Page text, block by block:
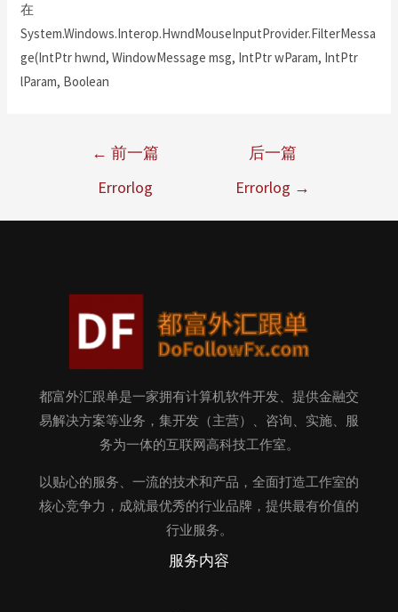
在
System.Windows.Interop.HwndMouseInputProvider.FilterMessa
ge(IntPtr hwnd, WindowMessage msg, IntPtr wParam, IntPtr
lParam, Boolean
← 前一篇
Errorlog
后一篇
Errorlog →
都富外汇跟单是一家拥有计算机软件开发、提供金融交
易解决方案等业务，集开发（主营）、咨询、实施、服
务为一体的互联网高科技工作室。
以贴心的服务、一流的技术和产品，全面打造工作室的
核心竞争力，成就最优秀的行业品牌，提供最有价值的
行业服务。
服务内容